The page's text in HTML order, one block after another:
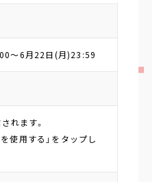
～6月22日(月)23:59
れます。
使用する」をタップし